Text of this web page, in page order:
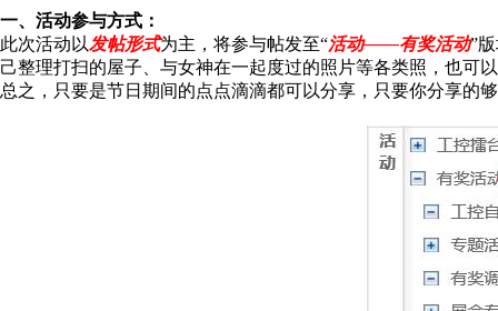
一、活动参与方式：
此次活动以发帖形式为主，将参与帖发至“活动——有奖活动”
己整理打扫的屋子、与女神在一起度过的照片等各类照，也
总之，只要是节日期间的点点滴滴都可以分享，只要你分享的